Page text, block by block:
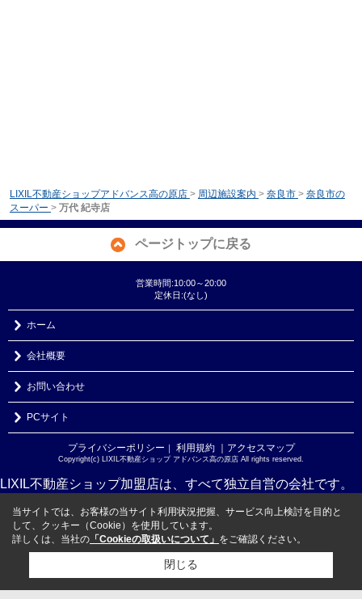
LIXIL不動産ショップアドバンス高の原店 > 周辺施設案内 > 奈良市 > 奈良市の
スーパー > 万代 紀寺店
ページトップに戻る
営業時間:10:00～20:00
定休日:(なし)
ホーム
会社概要
お問い合わせ
PCサイト
プライバシーポリシー ｜ 利用規約 ｜アクセスマップ
Copyright(c) LIXIL不動産ショップ アドバンス高の原店 All rights reserved.
LIXIL不動産ショップ加盟店は、すべて独立自営の会社です。
当サイトでは、お客様の当サイト利用状況把握、サービス向上検討を目的と
して、クッキー（Cookie）を使用しています。
詳しくは、当社の 「Cookieの取扱いについて」 をご確認ください。
閉じる